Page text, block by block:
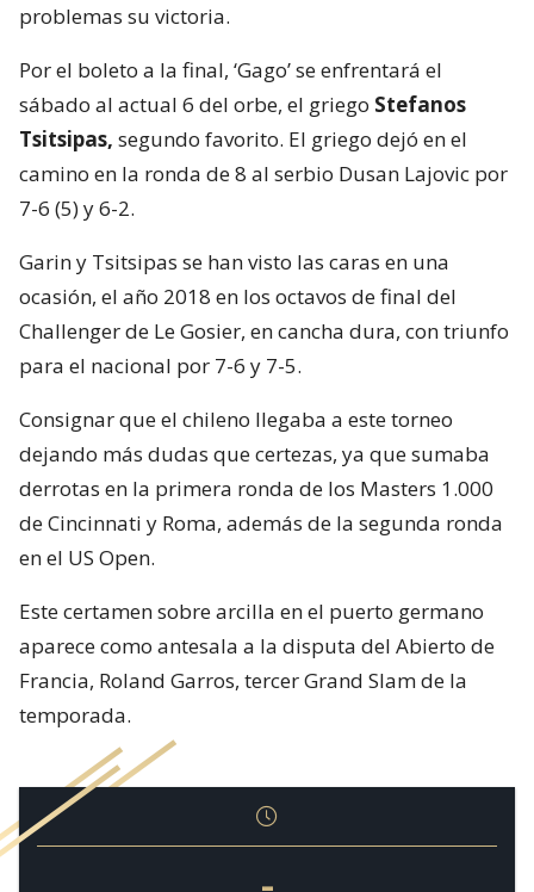
problemas su victoria.
Por el boleto a la final, ‘Gago’ se enfrentará el
sábado al actual 6 del orbe, el griego Stefanos
Tsitsipas, segundo favorito. El griego dejó en el
camino en la ronda de 8 al serbio Dusan Lajovic por
7-6 (5) y 6-2.
Garin y Tsitsipas se han visto las caras en una
ocasión, el año 2018 en los octavos de final del
Challenger de Le Gosier, en cancha dura, con triunfo
para el nacional por 7-6 y 7-5.
Consignar que el chileno llegaba a este torneo
dejando más dudas que certezas, ya que sumaba
derrotas en la primera ronda de los Masters 1.000
de Cincinnati y Roma, además de la segunda ronda
en el US Open.
Este certamen sobre arcilla en el puerto germano
aparece como antesala a la disputa del Abierto de
Francia, Roland Garros, tercer Grand Slam de la
temporada.